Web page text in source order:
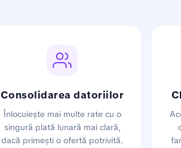
Consolidarea datoriilor
Înlocuiește mai multe rate cu o
singură plată lunară mai clară,
dacă primești o ofertă potrivită.